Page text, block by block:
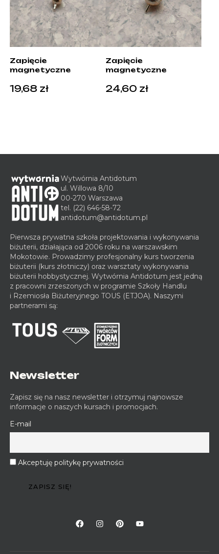
Zapięcie
magnetyczne
19,68 zł
Zapięcie
magnetyczne
24,60 zł
Wytwórnia Antidotum
ul. Willowa 8/10
00-270 Warszawa
tel. (22) 646-58-72
antidotum@antidotum.pl
Pierwsza prywatna szkoła projektowania i wykonywania
biżuterii, działająca od 2006 roku na warszawskim
Mokotowie. Prowadzimy profesjonalny kurs tworzenia
biżuterii (kurs złotniczy) oraz warsztaty wykonywania
biżuterii hobbystycznej. Wytwórnia Antidotum jest jedną
z pracowni zrzeszonych w programie Szkoły Handlu
i Rzemiosła Biżuteryjnego TOUS (ETJOA). Naszymi
partnerami są:
Newsletter
Zapisz się na nasz newsletter i otrzymuj najnowsze
informacje o naszych kursach i promocjach.
E-mail
Akceptuję politykę prywatności